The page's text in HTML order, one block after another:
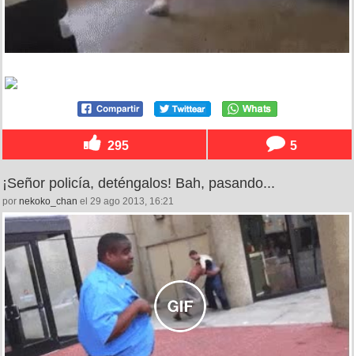
295 5
¡Señor policía, deténgalos! Bah, pasando...
por nekoko_chan el 29 ago 2013, 16:21